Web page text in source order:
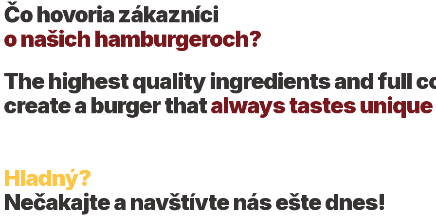
Čo hovoria zákazníci
o našich hamburgeroch?
The highest quality ingredients and full
create a burger thatalways tastes unique
Hladný?
Nečakajte a navštívte nás ešte dnes!